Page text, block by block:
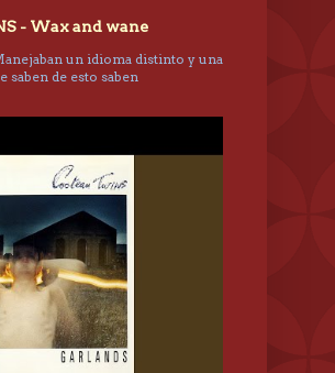
- Wax and wane
un idioma distinto y una
saben de esto saben